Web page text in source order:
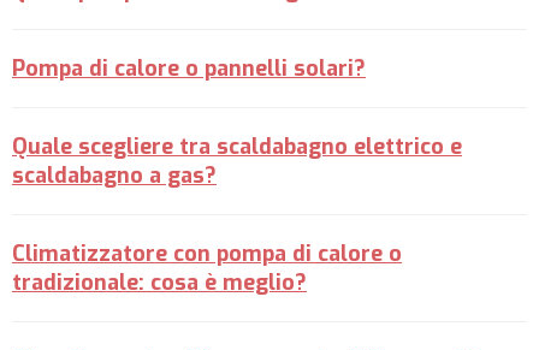
Pompa di calore o pannelli solari?
Quale scegliere tra scaldabagno elettrico e
scaldabagno a gas?
Climatizzatore con pompa di calore o
tradizionale: cosa è meglio?